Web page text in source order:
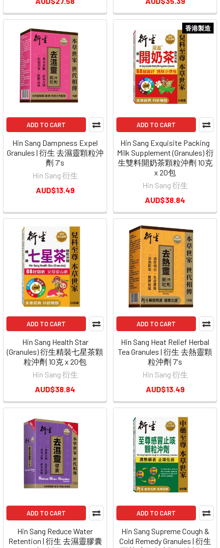
ADD TO CART
Hin Sang Dampness Expel
Granules | 衍生 去濕靈顆粒沖
劑 7's
Hin Sang 衍生
AUD$13.49
香港製造
ADD TO CART
Hin Sang Exquisite Packing
Milk Supplement (Granules) 衍
生雙料開奶茶顆粒沖劑 10克
x 20包
Hin Sang 衍生
AUD$38.84
ADD TO CART
Hin Sang Health Star
(Granules) 衍生精裝七星茶顆
粒沖劑 10克 x 20包
Hin Sang 衍生
AUD$38.84
ADD TO CART
Hin Sang Heat Relief Herbal
Tea Granules | 衍生 去熱靈顆
粒沖劑 7's
Hin Sang 衍生
AUD$13.49
ADD TO CART
Hin Sang Reduce Water
Retention | 衍生 去濕靈膠囊
ADD TO CART
Hin Sang Supreme Cough &
Cold Remedy Granules | 衍生